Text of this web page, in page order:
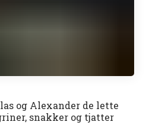
og Alexander de lette
snakker og tjatter